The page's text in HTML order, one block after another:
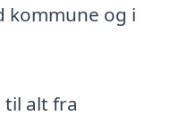
kommune og i
til alt fra